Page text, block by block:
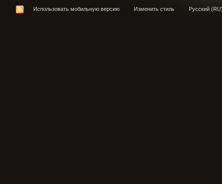
Использовать мобильную версию Изменить стиль Русский